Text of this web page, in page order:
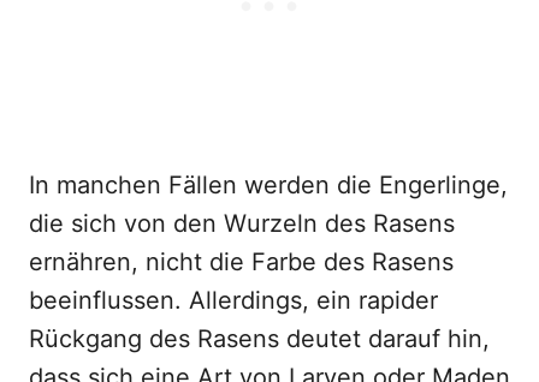
In manchen Fällen werden die Engerlinge,
die sich von den Wurzeln des Rasens
ernähren, nicht die Farbe des Rasens
beeinflussen. Allerdings, ein rapider
Rückgang des Rasens deutet darauf hin,